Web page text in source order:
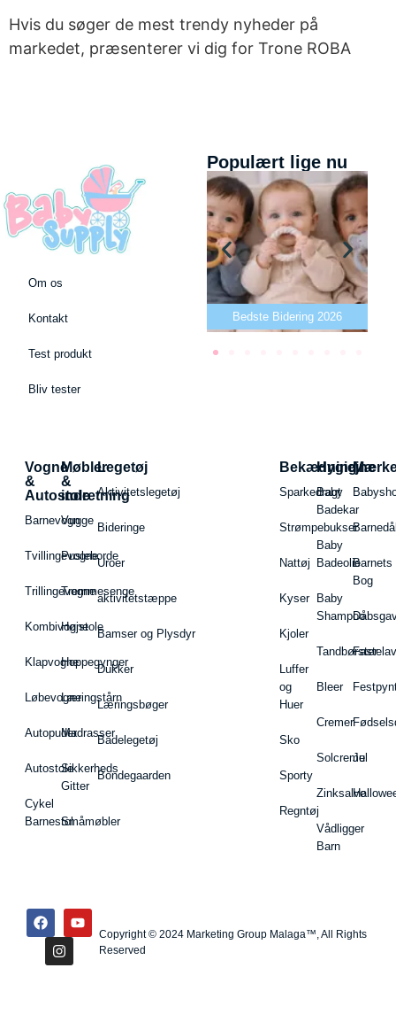
Hvis du søger de mest trendy nyheder på
markedet, præsenterer vi dig for Trone ROBA
Om os
Kontakt
Test produkt
Bliv tester
Populært lige nu
Bedste puslepude 2026 Bedste Bidering 2026
Vogne
&
Autostole
Barnevogn
Tvillingevogne
Trillingevogne
Kombivogne
Klapvogne
Løbevogne
Autopuder
Autostole
Cykel
Barnestol
Møbler
&
indretning
Vugge
Pusleborde
Tremmesenge
Højstole
Hoppegynger
Læringstårn
Madrasser
Sikkerheds
Gitter
Småmøbler
Legetøj
Aktivitetslegetøj
Bideringe
Uroer
aktivitetstæppe
Bamser og Plysdyr
Dukker
Læringsbøger
Badelegetøj
Bondegaarden
Bekædning
Sparkedragt
Strømpebukser
Nattøj
Kyser
Kjoler
Luffer
og
Huer
Sko
Sporty
Regntøj
Hygiejne
Baby
Badekar
Baby
Badeolie
Baby
Shampoo
Tandbørster
Bleer
Cremer
Solcreme
Zinksalve
Vådligger
Barn
Barnets
Bog
Jul
Copyright © 2024 Marketing Group Malaga™, All Rights
Reserved